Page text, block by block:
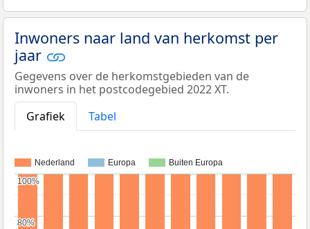
Inwoners naar land van herkomst per
jaar
Gegevens over de herkomstgebieden van de
inwoners in het postcodegebied 2022 XT.
Grafiek
Tabel
Nederland Europa Buiten Europa
80%
80%
100%
100%